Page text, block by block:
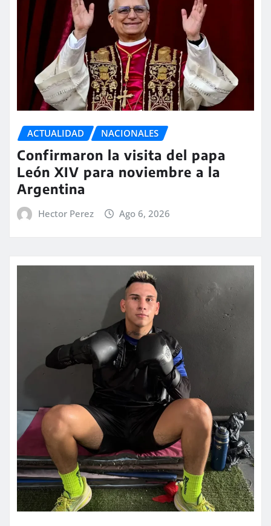
ACTUALIDAD NACIONALES
Confirmaron la visita del papa
León XIV para noviembre a la
Argentina
Hector Perez Ago 6, 2026